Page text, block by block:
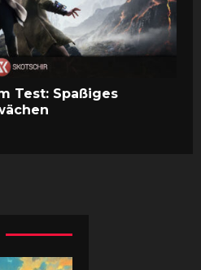
Test: Spaßiges